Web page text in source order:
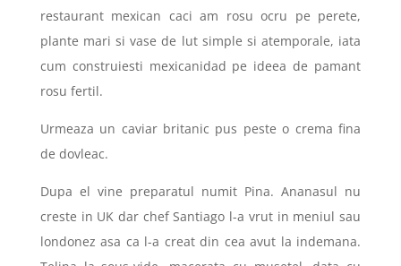
restaurant mexican caci am rosu ocru pe perete,
plante mari si vase de lut simple si atemporale, iata
cum construiesti mexicanidad pe ideea de pamant
rosu fertil.
Urmeaza un caviar britanic pus peste o crema fina
de dovleac.
Dupa el vine preparatul numit Pina. Ananasul nu
creste in UK dar chef Santiago l-a vrut in meniul sau
londonez asa ca l-a creat din cea avut la indemana.